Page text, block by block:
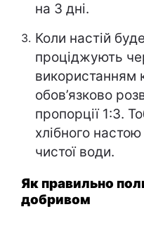
на 3 дні.
Коли настій
проціджують
використанням
обов’язково
пропорції 1:3.
хлібного
чистої води.
Як правильно
добривом